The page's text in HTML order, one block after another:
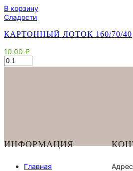
В корзину
Сладости
КАРТОННЫЙ ЛОТОК 160/70/40
10.00 ₽
Количество
товара
ИНФОРМАЦИЯ
Главная